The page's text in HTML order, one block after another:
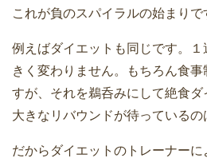
これが負のスパイラルの始まりで
例えばダイエットも同じです。
きく変わりません。もちろん食
すが、それを鵜呑みにして絶食
大きなリバウンドが待っているの
だからダイエットのトレーナー